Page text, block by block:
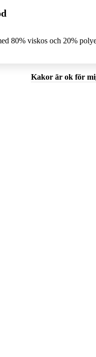
80% viskos och 20%
Kakor är ok för